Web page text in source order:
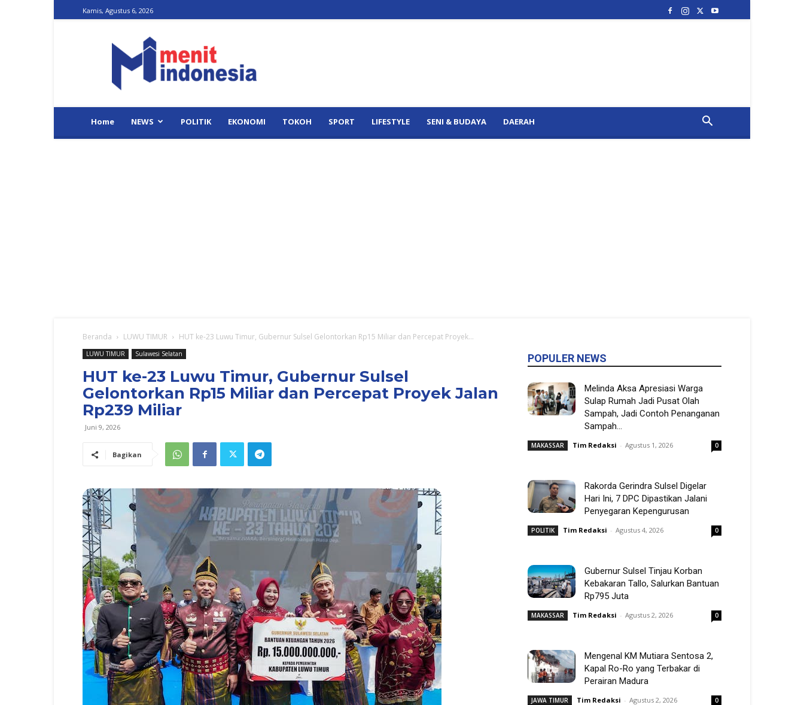
Kamis, Agustus 6, 2026
Indonesia
Home NEWS POLITIK EKONOMI TOKOH SPORT LIFESTYLE SENI & BUDAYA DAERAH
Beranda LUWU TIMUR HUT ke-23 Luwu Timur, Gubernur Sulsel Gelontorkan Rp15 Miliar dan Percepat Proyek...
LUWU TIMUR Sulawesi Selatan
HUT ke-23 Luwu Timur, Gubernur Sulsel
Gelontorkan Rp15 Miliar dan Percepat Proyek Jalan
Rp239 Miliar
Juni 9, 2026
Bagikan
POPULER NEWS
Melinda Aksa Apresiasi Warga
Sulap Rumah Jadi Pusat Olah
Sampah, Jadi Contoh Penanganan
Sampah...
MAKASSAR Tim Redaksi - Agustus 1, 2026 0
Rakorda Gerindra Sulsel Digelar
Hari Ini, 7 DPC Dipastikan Jalani
Penyegaran Kepengurusan
POLITIK Tim Redaksi - Agustus 4, 2026 0
Gubernur Sulsel Tinjau Korban
Kebakaran Tallo, Salurkan Bantuan
Rp795 Juta
MAKASSAR Tim Redaksi - Agustus 2, 2026 0
Mengenal KM Mutiara Sentosa 2,
Kapal Ro-Ro yang Terbakar di
Perairan Madura
JAWA TIMUR Tim Redaksi - Agustus 2, 2026 0